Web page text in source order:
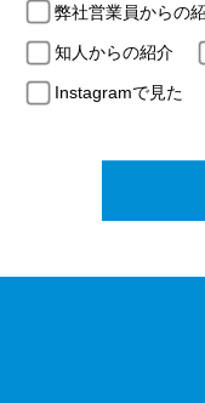
弊社営業員からの
知人からの紹介
Instagramで見た